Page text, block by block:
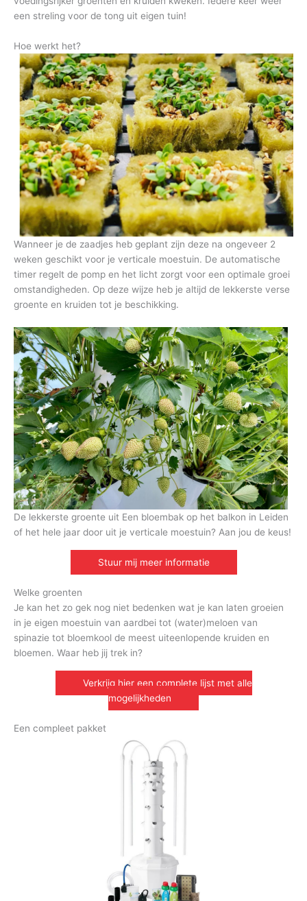
een streling voor de tong uit eigen tuin!
Hoe werkt het?
Wanneer je de zaadjes heb geplant zijn deze na ongeveer 2
weken geschikt voor je verticale moestuin. De automatische
timer regelt de pomp en het licht zorgt voor een optimale groei
omstandigheden. Op deze wijze heb je altijd de lekkerste verse
groente en kruiden tot je beschikking.
De lekkerste groente uit Een bloembak op het balkon in Leiden
of het hele jaar door uit je verticale moestuin? Aan jou de keus!
Stuur mij meer informatie
Welke groenten
Je kan het zo gek nog niet bedenken wat je kan laten groeien
in je eigen moestuin van aardbei tot (water)meloen van
spinazie tot bloemkool de meest uiteenlopende kruiden en
bloemen. Waar heb jij trek in?
Verkrijg hier een complete lijst met alle
mogelijkheden
Een compleet pakket